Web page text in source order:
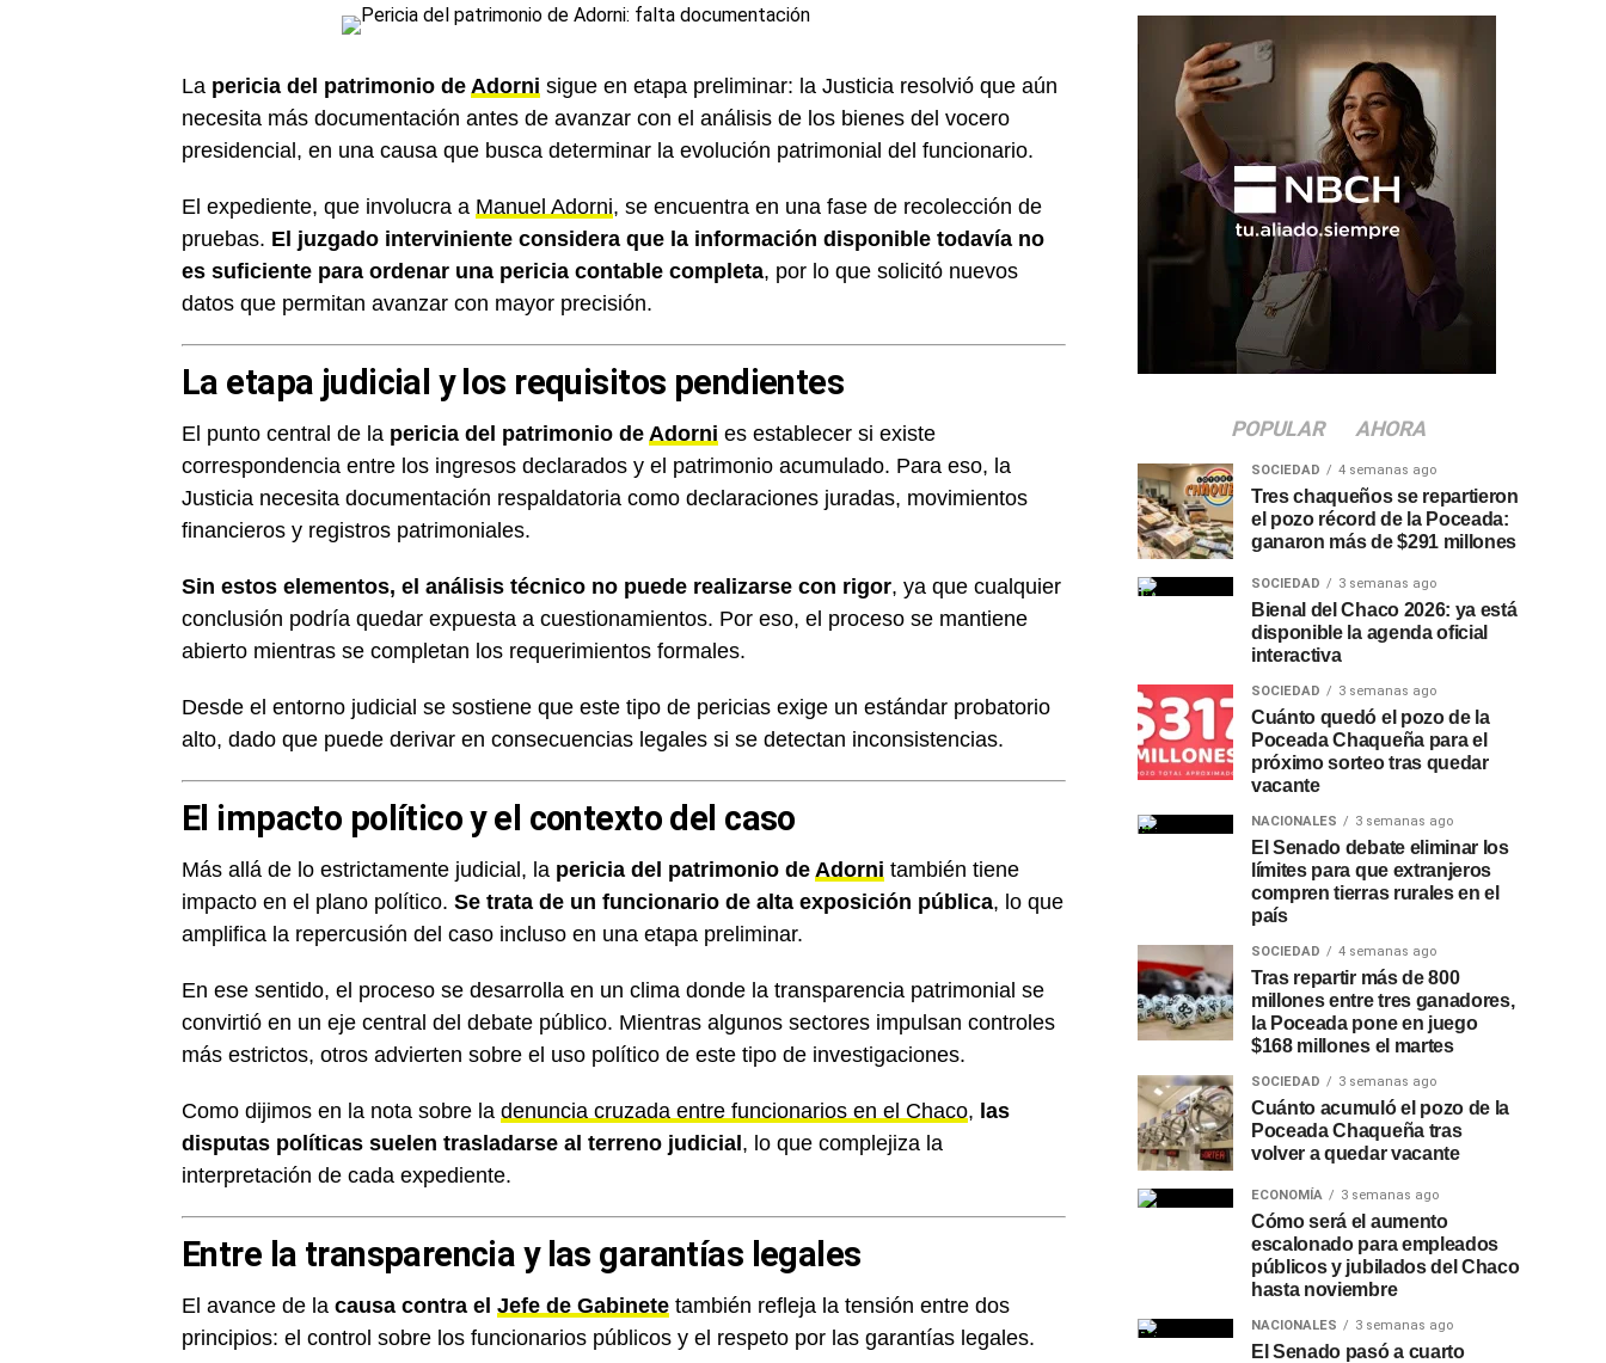
La pericia del patrimonio de Adorni sigue en etapa preliminar: la Justicia resolvió que aún
necesita más documentación antes de avanzar con el análisis de los bienes del vocero
presidencial, en una causa que busca determinar la evolución patrimonial del funcionario.
El expediente, que involucra a Manuel Adorni, se encuentra en una fase de recolección de
pruebas. El juzgado interviniente considera que la información disponible todavía no
es suficiente para ordenar una pericia contable completa, por lo que solicitó nuevos
datos que permitan avanzar con mayor precisión.
La etapa judicial y los requisitos pendientes
El punto central de la pericia del patrimonio de Adorni es establecer si existe
correspondencia entre los ingresos declarados y el patrimonio acumulado. Para eso, la
Justicia necesita documentación respaldatoria como declaraciones juradas, movimientos
financieros y registros patrimoniales.
Sin estos elementos, el análisis técnico no puede realizarse con rigor, ya que cualquier
conclusión podría quedar expuesta a cuestionamientos. Por eso, el proceso se mantiene
abierto mientras se completan los requerimientos formales.
Desde el entorno judicial se sostiene que este tipo de pericias exige un estándar probatorio
alto, dado que puede derivar en consecuencias legales si se detectan inconsistencias.
El impacto político y el contexto del caso
Más allá de lo estrictamente judicial, la pericia del patrimonio de Adorni también tiene
impacto en el plano político. Se trata de un funcionario de alta exposición pública, lo que
amplifica la repercusión del caso incluso en una etapa preliminar.
En ese sentido, el proceso se desarrolla en un clima donde la transparencia patrimonial se
convirtió en un eje central del debate público. Mientras algunos sectores impulsan controles
más estrictos, otros advierten sobre el uso político de este tipo de investigaciones.
Como dijimos en la nota sobre la denuncia cruzada entre funcionarios en el Chaco, las
disputas políticas suelen trasladarse al terreno judicial , lo que complejiza la
interpretación de cada expediente.
Entre la transparencia y las garantías legales
El avance de la causa contra el Jefe de Gabinete también refleja la tensión entre dos
principios: el control sobre los funcionarios públicos y el respeto por las garantías legales.
POPULAR AHORA
SOCIEDAD 4 semanas ago
Tres chaqueños se repartieron
el pozo récord de la Poceada:
ganaron más de $291 millones
SOCIEDAD 3 semanas ago
Bienal del Chaco 2026: ya está
disponible la agenda oficial
interactiva
SOCIEDAD 3 semanas ago
Cuánto quedó el pozo de la
Poceada Chaqueña para el
próximo sorteo tras quedar
vacante
NACIONALES 3 semanas ago
El Senado debate eliminar los
límites para que extranjeros
compren tierras rurales en el
país
SOCIEDAD 4 semanas ago
Tras repartir más de 800
millones entre tres ganadores,
la Poceada pone en juego
$168 millones el martes
SOCIEDAD 3 semanas ago
Cuánto acumuló el pozo de la
Poceada Chaqueña tras
volver a quedar vacante
ECONOMÍA 3 semanas ago
Cómo será el aumento
escalonado para empleados
públicos y jubilados del Chaco
hasta noviembre
NACIONALES 3 semanas ago
El Senado pasó a cuarto